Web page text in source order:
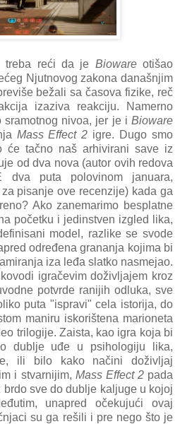
treba reći da je Biowareotišao
Njutnovog zakona današnjim
bežali sa časova fizike, reč
izaziva reakciju. Namerno
sramotnog nivoa, jer je i Bioware
Mass Effect 2 igre. Dugo smo
će tačno naš arhivirani save iz
od dva nova (autor ovih redova
dva puta polovinom januara,
pisanje ove recenzije) kada ga
Ako zanemarimo besplatne
početku i jedinstven izgled lika,
model, razlike se svode
određena grananja kojima bi
iza leđa slatko nasmejao.
igračevim doživljajem kroz
potvrde ranijih odluka, sve
puta "ispravi" cela istorija, do
maniru iskorištena marioneta
trilogije. Zaista, kao igra koja bi
dublje uđe u psihologiju lika,
ili bilo kako načini doživljaj
i stvarnijim, Mass Effect 2pada
sve do dublje kaljuge u kojoj
unapred očekujući ovaj
su ga rešili i pre nego što je